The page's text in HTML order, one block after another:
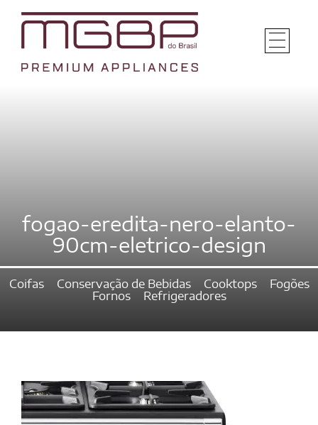
fogao-eredita-nero-elanto-
90cm-eletrico-design
Coifas Conservação de Bebidas Cooktops
Fogões
Fornos
Refrigeradores